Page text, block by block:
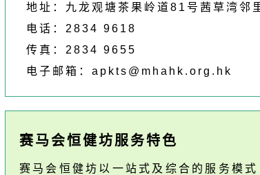
地址：九龙观塘茶果岭道81号茜草湾邻
电话：2834 9618
传真：2834 9655
电子邮箱： apkts@mhahk.org.hk
赛马会恒健坊服务特色
赛马会恒健坊以一站式及综合的服务模